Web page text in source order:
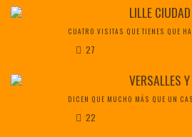
LILLE
CUATRO VISITAS QUE TIENES QUE
27
VERSALLES
DICEN QUE MUCHO MÁS QUE UN
22